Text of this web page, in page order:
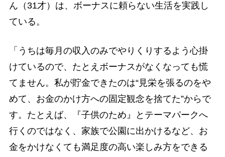
ん（31才）は、ボーナスに頼らない生活を実践し
ている。
「うちは毎月の収入のみでやりくりするよう心掛
けているので、たとえボーナスがなくなっても慌
てません。私が貯金できたのは“見栄を張るのをや
めて、お金のかけ方への固定観念を捨てた”からで
す。たとえば、『子供のため』とテーマパークへ
行くのではなく、家族で公園に出かけるなど、お
金をかけなくても満足度の高い楽しみ方をできる